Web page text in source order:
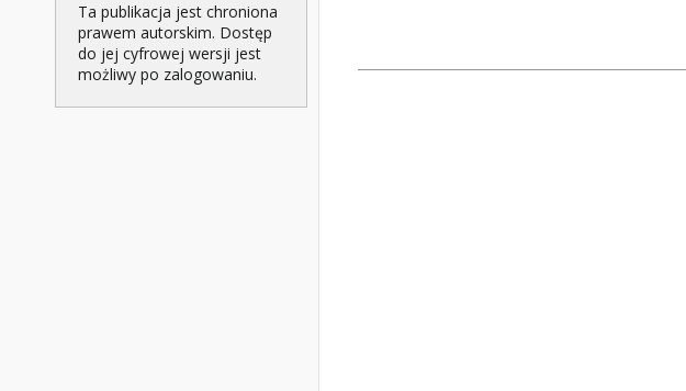
Ta publikacja jest chroniona
prawem autorskim. Dostęp
do jej cyfrowej wersji jest
możliwy po zalogowaniu.